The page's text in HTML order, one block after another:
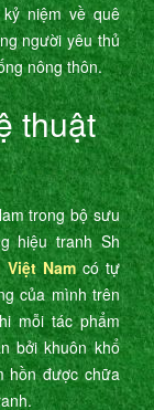
niệm về quê
người yêu thủ
nông thôn.
thuật
trong bộ sưu
hiệu tranh Sh
Việt Namcó tự
của mình trên
mỗi tác phẩm
bởi khuôn khổ
hồn được chữa